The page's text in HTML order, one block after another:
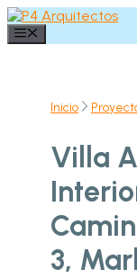
Saltar
al
contenido
Inicio
Villa
3,